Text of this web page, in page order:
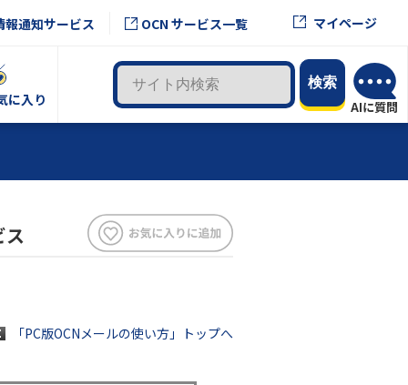
報通知サービス OCN サービス一覧 マイページ
に入り
ス
「PC版OCNメールの使い方」トップへ